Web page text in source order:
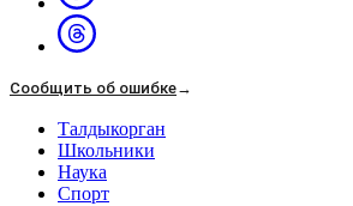
Сообщить об ошибке→
Талдыкорган
Школьники
Наука
Спорт